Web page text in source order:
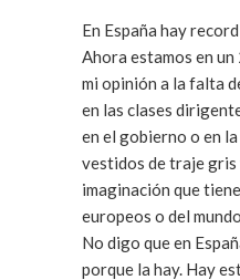
En España hay
Ahora estamos en un 20%. Y esto
mi opinión a la falta
en las clases
en el gobierno o en
vestidos de traje gris
imaginación que
europeos o del
No digo que en
porque la hay. Hay